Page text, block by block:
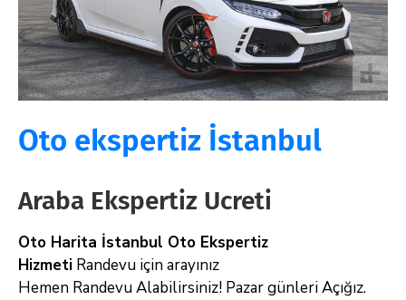
Oto ekspertiz İstanbul
Araba Ekspertiz Ucreti
Oto Harita İstanbul Oto Ekspertiz
Hizmeti Randevu için arayınız
Hemen Randevu Alabilirsiniz! Pazar günleri Açığız.